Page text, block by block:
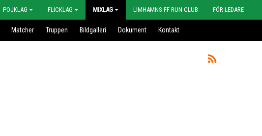
POJKLAG FLICKLAG MIXLAG LIMHAMNS FF RUN CLUB FÖR LEDARE
Matcher Truppen Bildgalleri Dokument Kontakt